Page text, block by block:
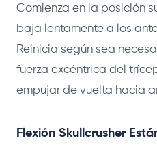
Comienza en la posición
baja lentamente a los
Reinicia según sea
fuerza excéntrica del
empujar de vuelta hacia
Flexión Skullcrusher